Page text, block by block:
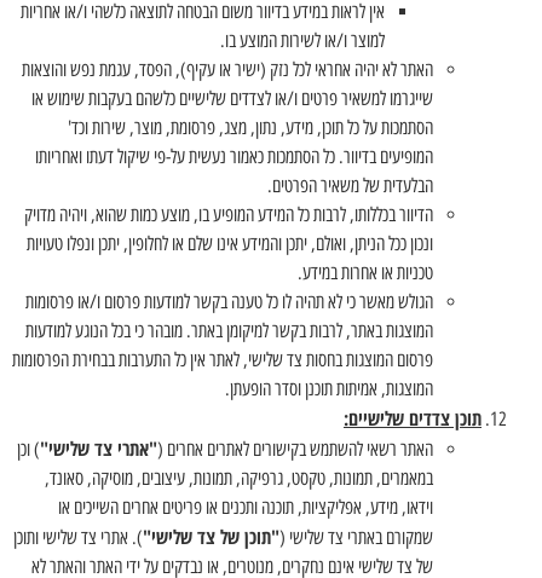
אין לראות במידע בדיוור משום הבטחה לתוצאה כלשהי ו/או אחריות
למוצר ו/או לשירות המוצע בו.
האתר לא יהיה אחראי לכל נזק (ישיר או עקיף), הפסד, עגמת נפש והוצאות
שייגרמו למשאיר פרטים ו/או לצדדים שלישיים כלשהם בעקבות שימוש או
הסתמכות על כל תוכן, מידע, נתון, מצג, פרסומת, מוצר, שירות וכד'
המופיעים בדיוור. כל הסתמכות כאמור נעשית על-פי שיקול דעתו ואחריותו
הבלעדית של משאיר הפרטים.
הדיוור בכללותו, לרבות כל המידע המופיע בו, מוצע כמות שהוא, ויהיה מדויק
ונכון ככל הניתן, ואולם, יתכן והמידע אינו שלם או לחלופין, יתכן ונפלו טעויות
טכניות או אחרות במידע.
הגולש מאשר כי לא תהיה לו כל טענה בקשר למודעות פרסום ו/או פרסומות
המוצגות באתר, לרבות בקשר למיקומן באתר. מובהר כי בכל הנוגע למודעות
פרסום המוצגות בחסות צד שלישי, לאתר אין כל התערבות בבחירת הפרסומות
המוצגות, אמיתות תוכנן וסדר הופעתן.
תוכן צדדים שלישיים:
האתר רשאי להשתמש בקישורים לאתרים אחרים ("אתרי צד שלישי") וכן
במאמרים, תמונות, טקסט, גרפיקה, תמונות, עיצובים, מוסיקה, סאונד,
וידאו, מידע, אפליקציות, תוכנה ותכנים או פריטים אחרים השייכים או
שמקורם באתרי צד שלישי ("תוכן של צד שלישי"). אתרי צד שלישי ותוכן
של צד שלישי אינם נחקרים, מנוטרים, או נבדקים על ידי האתר והאתר לא